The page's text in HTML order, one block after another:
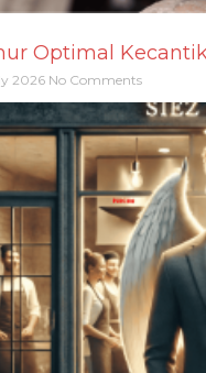
Optimal
2026 No Comments